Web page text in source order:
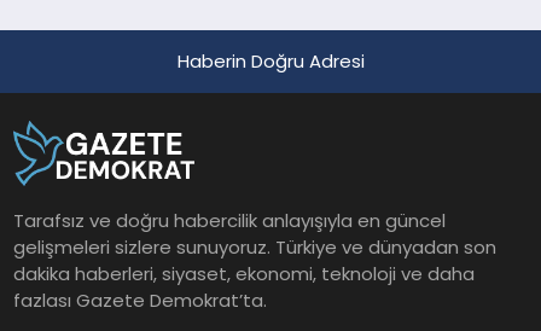
YAŞAM
Haberin Doğru Adresi
Tarafsız ve doğru habercilik anlayışıyla en güncel
gelişmeleri sizlere sunuyoruz. Türkiye ve dünyadan son
dakika haberleri, siyaset, ekonomi, teknoloji ve daha
fazlası Gazete Demokrat’ta.